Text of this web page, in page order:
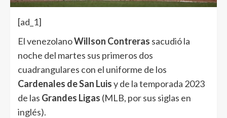
[ad_1]
El venezolanoWillson Contreras sacudió la
noche del martes sus primeros dos
cuadrangulares con el uniforme de los
Cardenales de San Luisy de la temporada 2023
de las Grandes Ligas (MLB, por sus siglas en
inglés).